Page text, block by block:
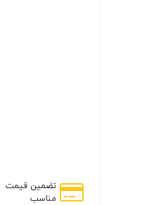
تضمین قیمت
مناسب